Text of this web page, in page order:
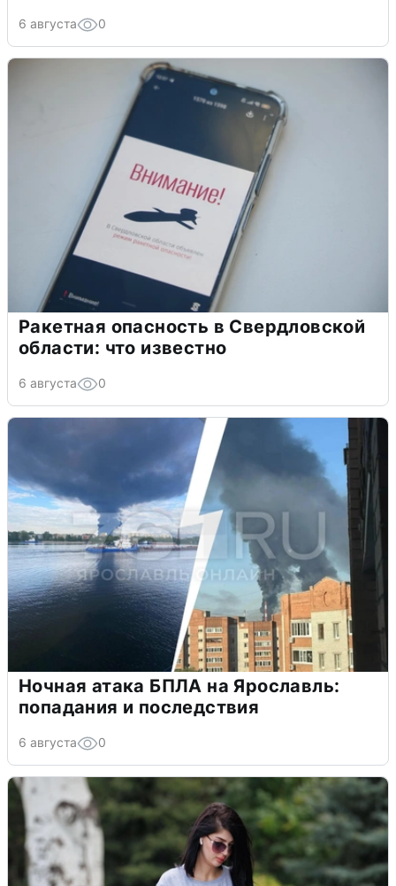
6 августа 0
Ракетная опасность в Свердловской
области: что известно
6 августа 0
Ночная атака БПЛА на Ярославль:
попадания и последствия
6 августа 0